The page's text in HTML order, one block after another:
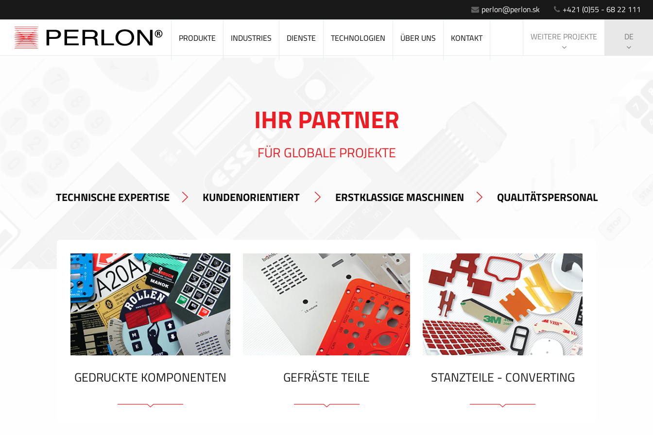
perlon@perlon.sk +421 (0)55 - 68 22 111
PRODUKTE INDUSTRIES DIENSTE TECHNOLOGIEN ÜBER UNS KONTAKT WEITERE PROJEKTE DE
IHR PARTNER
FÜR GLOBALE PROJEKTE
TECHNISCHE EXPERTISE KUNDENORIENTIERT ERSTKLASSIGE MASCHINEN QUALITÄTSPERSONAL
GEDRUCKTE KOMPONENTEN GEFRÄSTE TEILE STANZTEILE - CONVERTING